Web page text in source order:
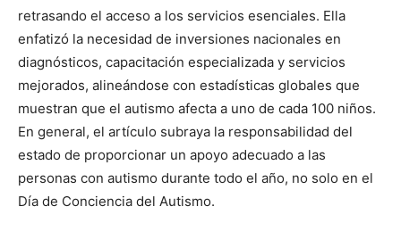
retrasando el acceso a los servicios esenciales. Ella
enfatizó la necesidad de inversiones nacionales en
diagnósticos, capacitación especializada y servicios
mejorados, alineándose con estadísticas globales que
muestran que el autismo afecta a uno de cada 100 niños.
En general, el artículo subraya la responsabilidad del
estado de proporcionar un apoyo adecuado a las
personas con autismo durante todo el año, no solo en el
Día de Conciencia del Autismo.